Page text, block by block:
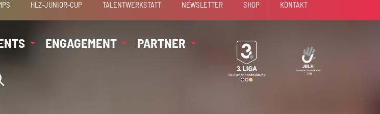
HLZ-JUNIOR-CUP TALENTWERKSTATT NEWSLETTER SHOP KONTAKT
ENGAGEMENT PARTNER